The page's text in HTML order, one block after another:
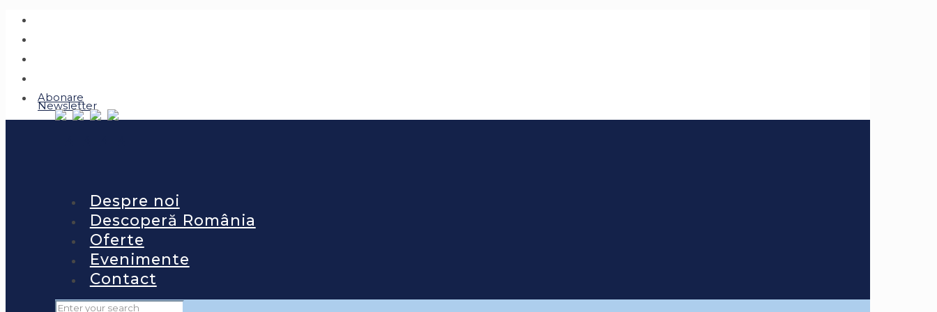
Abonare
Newsletter
Despre noi
Descoperă România
Oferte
Evenimente
Contact